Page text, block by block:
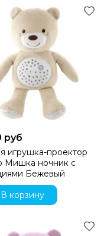
руб
игрушка-проектор
Мишка ночник с
Бежевый
В корзину